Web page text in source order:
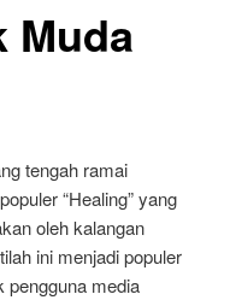
Muda
tengah ramai
“Healing” yang
oleh kalangan
ini menjadi populer
pengguna media